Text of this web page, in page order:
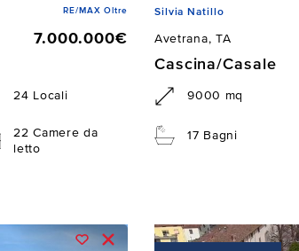
RE/MAX Oltre
7.000.000€
24 Locali
22 Camere da
letto
Silvia Natillo
Avetrana, TA
Cascina/Casale
9000 mq
17 Bagni